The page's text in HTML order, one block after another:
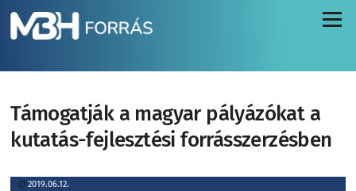
Menü
Támogatják a magyar pályázókat a
kutatás-fejlesztési forrásszerzésben
2019.06.12.